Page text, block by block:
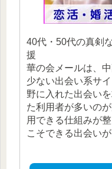
40代・50代の真剣
援
華の会メールは、
少ない出会い系サ
野に入れた出会い
た利用者が多いの
用できる仕組みが
こそできる出会い